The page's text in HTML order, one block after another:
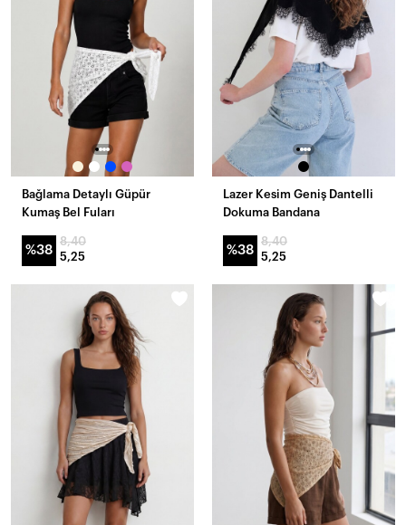
Bağlama Detaylı Güpür
Kumaş Bel Fuları
%38
8,40
5,25
Lazer Kesim Geniş Dantelli
Dokuma Bandana
%38
8,40
5,25